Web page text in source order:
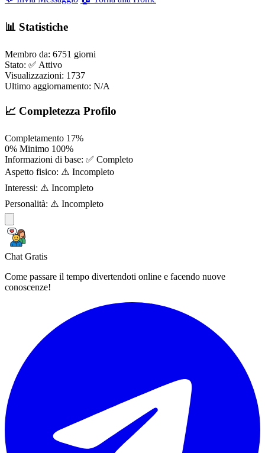
📊 Statistiche
Membro da: 6751 giorni
Stato: ✅ Attivo
Visualizzazioni: 1737
Ultimo aggiornamento: N/A
📈 Completezza Profilo
Completamento 17%
0% Minimo 100%
Informazioni di base: ✅ Completo
Aspetto fisico: ⚠️ Incompleto
Interessi: ⚠️ Incompleto
Personalità: ⚠️ Incompleto
Chat Gratis
Come passare il tempo divertendoti online e facendo nuove
conoscenze!